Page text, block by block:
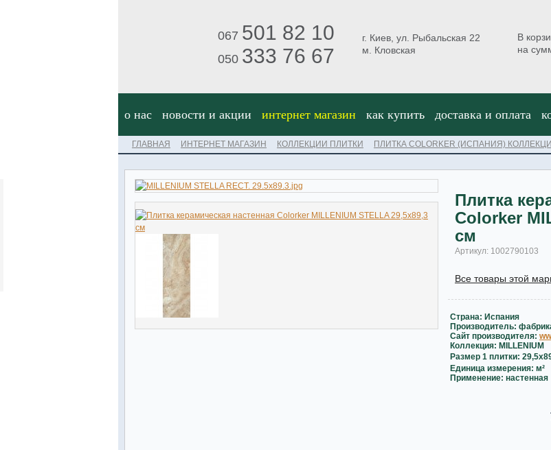
067 501 82 10
050 333 76 67
г. Киев, ул. Рыбальская 22
м. Кловская
В
на
о нас новости и акции интернет магазин как купить доставка и оплата
ГЛАВНАЯ ИНТЕРНЕТ МАГАЗИН КОЛЛЕКЦИИ ПЛИТКИ ПЛИТКА COLORKER (ИСПАНИЯ)
Плитка
Colorker
см
Артикул: 1002790103
Все товары этой
Страна: Испания
Производитель:
Сайт производителя:
Коллекция: MILLENIUM
Размер 1 плитки:
Единица измерения: м²
Применение: настенная